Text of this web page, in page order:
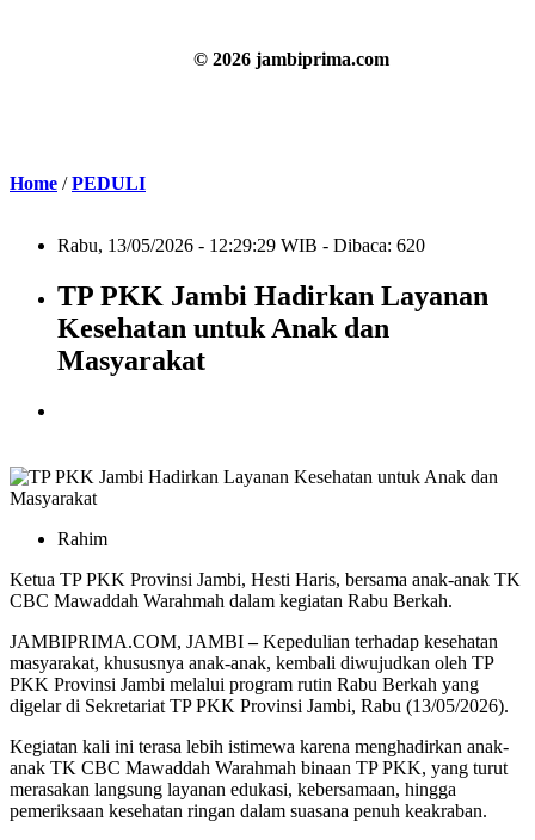
© 2026 jambiprima.com
Home /PEDULI
Rabu, 13/05/2026 - 12:29:29 WIB - Dibaca: 620
TP PKK Jambi Hadirkan Layanan
Kesehatan untuk Anak dan
Masyarakat
Rahim
Ketua TP PKK Provinsi Jambi, Hesti Haris, bersama anak-anak TK
CBC Mawaddah Warahmah dalam kegiatan Rabu Berkah.
JAMBIPRIMA.COM, JAMBI–Kepedulian terhadap kesehatan
masyarakat, khususnya anak-anak, kembali diwujudkan oleh TP
PKK Provinsi Jambi melalui program rutin Rabu Berkah yang
digelar di Sekretariat TP PKK Provinsi Jambi, Rabu (13/05/2026).
Kegiatan kali ini terasa lebih istimewa karena menghadirkan anak-
anak TK CBC Mawaddah Warahmah binaan TP PKK, yang turut
merasakan langsung layanan edukasi, kebersamaan, hingga
pemeriksaan kesehatan ringan dalam suasana penuh keakraban.